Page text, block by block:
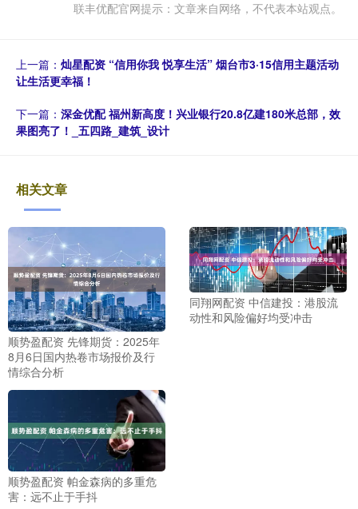
联丰优配官网提示：文章来自网络，不代表本站观点。
上一篇： 灿星配资 “信用你我 悦享生活” 烟台市3·15信用主题活动
让生活更幸福！
下一篇： 深金优配 福州新高度！兴业银行20.8亿建180米总部，效
果图亮了！_五四路_建筑_设计
相关文章
顺势盈配资 先锋期货：2025年
8月6日国内热卷市场报价及行
情综合分析
同翔网配资 中信建投：港股流
动性和风险偏好均受冲击
顺势盈配资 帕金森病的多重危
害：远不止于手抖